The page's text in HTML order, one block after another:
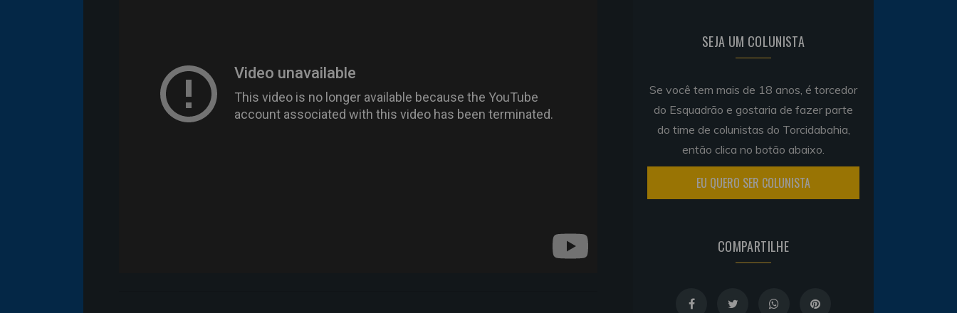
SEJA UM COLUNISTA
Se você tem mais de 18 anos, é torcedor
do Esquadrão e gostaria de fazer parte
do time de colunistas do Torcidabahia,
então clica no botão abaixo.
EU QUERO SER COLUNISTA
COMPARTILHE